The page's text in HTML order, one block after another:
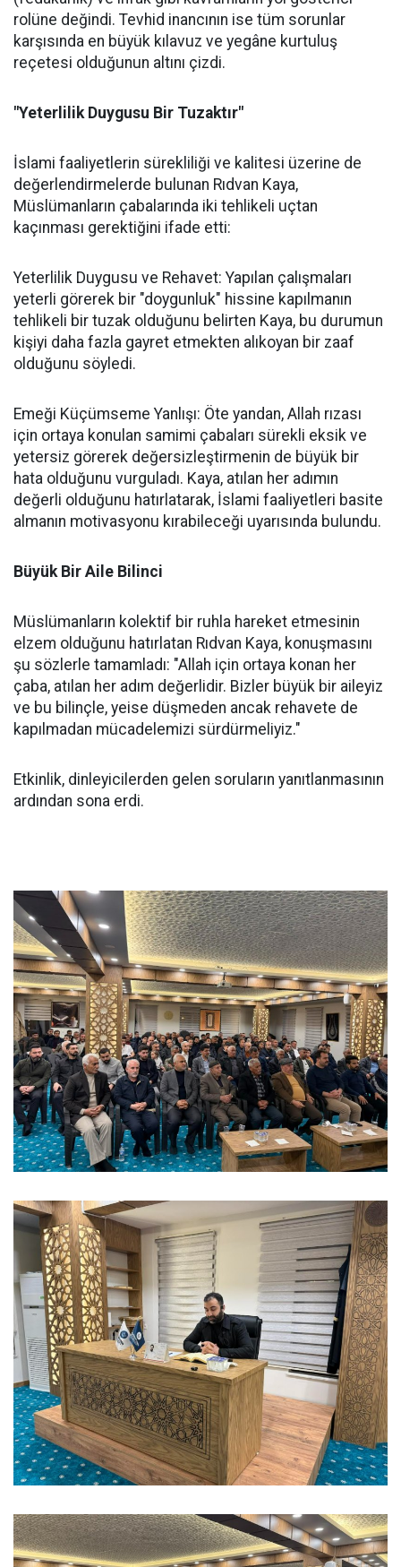
rolüne değindi. Tevhid inancının ise tüm sorunlar
karşısında en büyük kılavuz ve yegâne kurtuluş
reçetesi olduğunun altını çizdi.
"Yeterlilik Duygusu Bir Tuzaktır"
İslami faaliyetlerin sürekliliği ve kalitesi üzerine de
değerlendirmelerde bulunan Rıdvan Kaya,
Müslümanların çabalarında iki tehlikeli uçtan
kaçınması gerektiğini ifade etti:
Yeterlilik Duygusu ve Rehavet: Yapılan çalışmaları
yeterli görerek bir "doygunluk" hissine kapılmanın
tehlikeli bir tuzak olduğunu belirten Kaya, bu durumun
kişiyi daha fazla gayret etmekten alıkoyan bir zaaf
olduğunu söyledi.
Emeği Küçümseme Yanlışı: Öte yandan, Allah rızası
için ortaya konulan samimi çabaları sürekli eksik ve
yetersiz görerek değersizleştirmenin de büyük bir
hata olduğunu vurguladı. Kaya, atılan her adımın
değerli olduğunu hatırlatarak, İslami faaliyetleri basite
almanın motivasyonu kırabileceği uyarısında bulundu.
Büyük Bir Aile Bilinci
Müslümanların kolektif bir ruhla hareket etmesinin
elzem olduğunu hatırlatan Rıdvan Kaya, konuşmasını
şu sözlerle tamamladı: "Allah için ortaya konan her
çaba, atılan her adım değerlidir. Bizler büyük bir aileyiz
ve bu bilinçle, yeise düşmeden ancak rehavete de
kapılmadan mücadelemizi sürdürmeliyiz."
Etkinlik, dinleyicilerden gelen soruların yanıtlanmasının
ardından sona erdi.